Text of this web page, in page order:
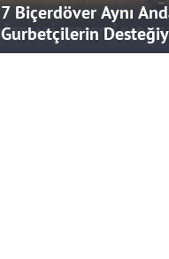
7 Biçerdöver Aynı
Gurbetçilerin
Bereketli Hasat